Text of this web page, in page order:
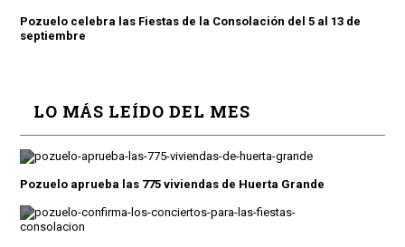
Pozuelo celebra las Fiestas de la Consolación del 5 al 13 de
septiembre
LO MÁS LEÍDO DEL MES
Pozuelo aprueba las 775 viviendas de Huerta Grande